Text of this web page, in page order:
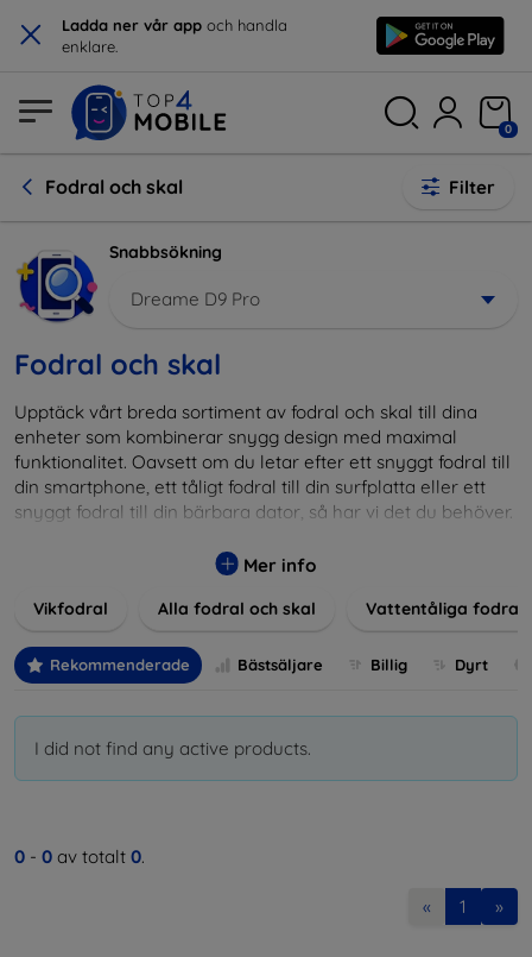
× Ladda ner vår app och handla
enklare.
0
Fodral och skal Filter
Snabbsökning
Dreame D9 Pro
Fodral och skal
Upptäck vårt breda sortiment av fodral och skal till dina
enheter som kombinerar snygg design med maximal
funktionalitet. Oavsett om du letar efter ett snyggt fodral till
din smartphone, ett tåligt fodral till din surfplatta eller ett
snyggt fodral till din bärbara dator, så har vi det du behöver.
stötar, samtidigt som de tar hänsyn till användarnas
att hitta rätt tillbehör till din enhet. Våra fodral och skal är
inte bara praktiska utan också moderiktiga, vilket gör dem
dig.
Mer info
Vikfodral Alla fodral och skal Vattentåliga fodral
Rekommenderade Bästsäljare Billig Dyrt
I did not find any active products.
0 - 0 av totalt 0.
« 1 »